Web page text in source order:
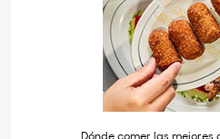
Dónde comer las